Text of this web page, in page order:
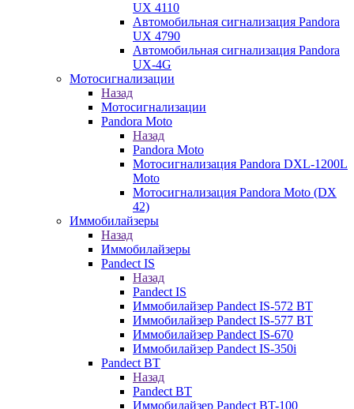
UX 4110
Автомобильная сигнализация Pandora
UX 4790
Автомобильная сигнализация Pandora
UX-4G
Мотосигнализации
Назад
Мотосигнализации
Pandora Moto
Назад
Pandora Moto
Мотосигнализация Pandora DXL-1200L
Moto
Мотосигнализация Pandora Moto (DX
42)
Иммобилайзеры
Назад
Иммобилайзеры
Pandect IS
Назад
Pandect IS
Иммобилайзер Pandect IS-572 BT
Иммобилайзер Pandect IS-577 BT
Иммобилайзер Pandect IS-670
Иммобилайзер Pandect IS-350i
Pandect BT
Назад
Pandect BT
Иммобилайзер Pandect BT-100